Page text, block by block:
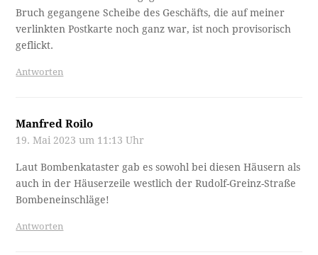
Bruch gegangene Scheibe des Geschäfts, die auf meiner
verlinkten Postkarte noch ganz war, ist noch provisorisch
geflickt.
Antworten
Manfred Roilo
19. Mai 2023 um 11:13 Uhr
Laut Bombenkataster gab es sowohl bei diesen Häusern als
auch in der Häuserzeile westlich der Rudolf-Greinz-Straße
Bombeneinschläge!
Antworten